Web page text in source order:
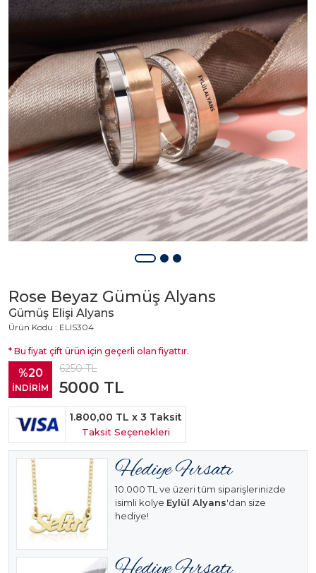
Rose Beyaz Gümüş Alyans
Gümüş Elişi Alyans
Ürün Kodu : ELIS304
* Bu fiyat çift ürün için geçerli olan fiyattır.
%20
İNDİRİM
6250TL
5000 TL
1.800,00 TL x 3 Taksit
Taksit Seçenekleri
10.000 TL ve üzeri tüm siparişlerinizde
isimli kolye Eylül Alyans'dan size
hediye!